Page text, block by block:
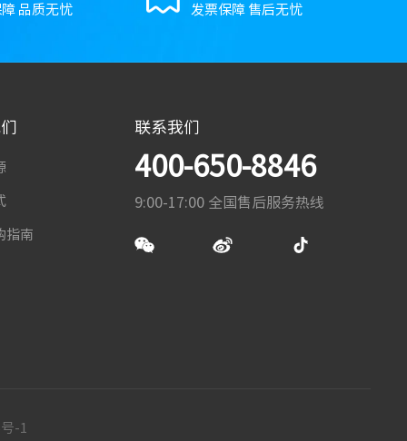
品质无忧 发票保障 售后无忧
指南
联系我们
400-650-8846
9:00-17:00 全国售后服务热线
-1